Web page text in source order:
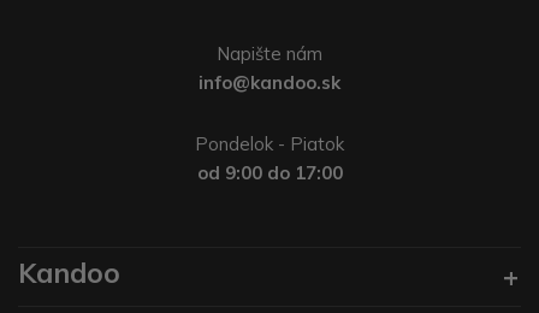
Napište nám
info@kandoo.sk
Pondelok - Piatok
od 9:00 do 17:00
Kandoo